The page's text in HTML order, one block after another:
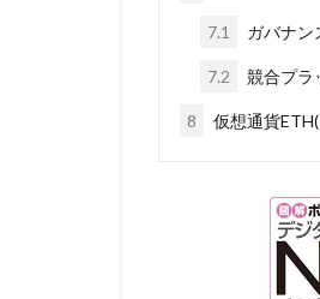
7.1 ガバナン
7.2 競合プラ
8 仮想通貨